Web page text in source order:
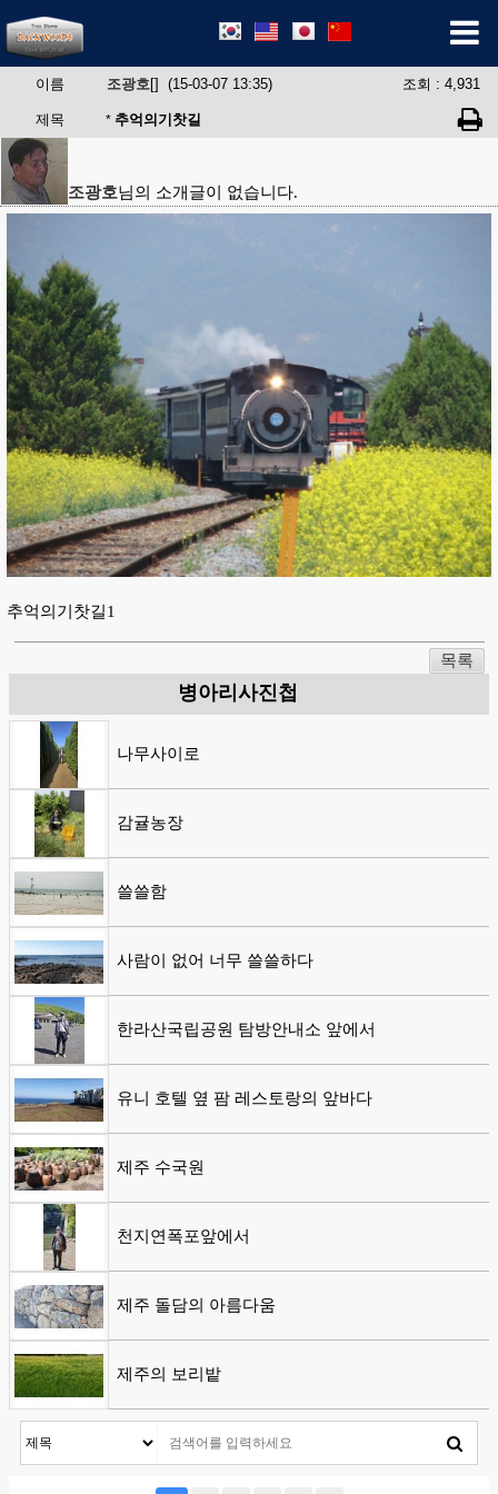
이름 조광호[] (15-03-07 13:35) 조회 : 4,931
제목 * 추억의기찻길
조광호님의 소개글이 없습니다.
추억의기찻길1
목록
병아리사진첩
나무사이로
감귤농장
쓸쓸함
사람이 없어 너무 쓸쓸하다
한라산국립공원 탐방안내소 앞에서
유니 호텔 옆 팜 레스토랑의 앞바다
제주 수국원
천지연폭포앞에서
제주 돌담의 아름다움
제주의 보리밭